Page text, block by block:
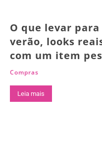
O que levar
verão, looks
com um item
Compras
Leia mais